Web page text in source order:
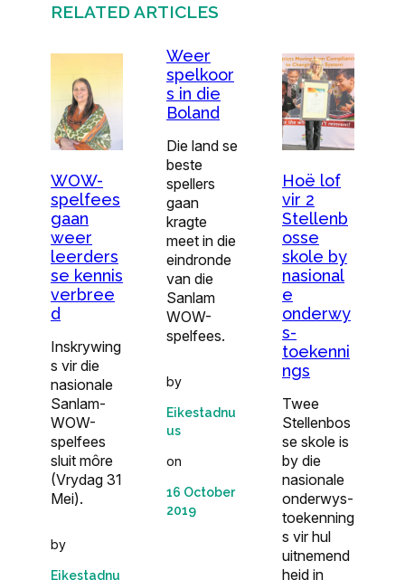
RELATED ARTICLES
WOW-
spelfees
gaan
weer
leerders
se kennis
verbree
d
Inskrywing
s vir die
nasionale
Sanlam-
WOW-
spelfees
sluit môre
(Vrydag 31
Mei).
by
Eikestadnu
Weer
spelkoor
s in die
Boland
Die land se
beste
spellers
gaan
kragte
meet in die
eindronde
van die
Sanlam
WOW-
spelfees.
by
Eikestadnu
us
on
16 October
2019
Hoë lof
vir 2
Stellenb
osse
skole by
nasional
e
onderwy
s-
toekenni
ngs
Twee
Stellenbos
se skole is
by die
nasionale
onderwys-
toekenning
s vir hul
uitnemend
heid in